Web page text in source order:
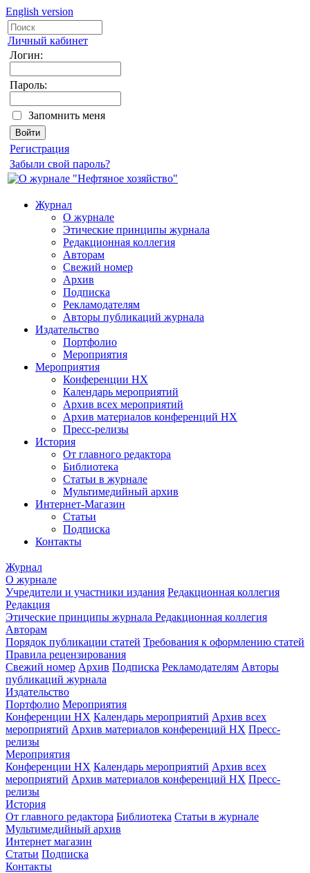
English version
Личный кабинет
Логин:
Пароль:
Запомнить меня
Регистрация
Забыли свой пароль?
Журнал
О журнале
Этические принципы журнала
Редакционная коллегия
Авторам
Свежий номер
Архив
Подписка
Рекламодателям
Авторы публикаций журнала
Издательство
Портфолио
Мероприятия
Мероприятия
Конференции НХ
Календарь мероприятий
Архив всех мероприятий
Архив материалов конференций НХ
Пресс-релизы
История
От главного редактора
Библиотека
Статьи в журнале
Мультимедийный архив
Интернет-Магазин
Статьи
Подписка
Контакты
Журнал
О журнале
Учредители и участники издания Редакционная коллегия
Редакция
Этические принципы журнала Редакционная коллегия
Авторам
Порядок публикации статей Требования к оформлению статей
Правила рецензирования
Свежий номер Архив Подписка Рекламодателям Авторы
публикаций журнала
Издательство
Портфолио Мероприятия
Конференции НХ Календарь мероприятий Архив всех
мероприятий Архив материалов конференций НХ Пресс-
релизы
Мероприятия
Конференции НХ Календарь мероприятий Архив всех
мероприятий Архив материалов конференций НХ Пресс-
релизы
История
От главного редактора Библиотека Статьи в журнале
Мультимедийный архив
Интернет магазин
Статьи Подписка
Контакты